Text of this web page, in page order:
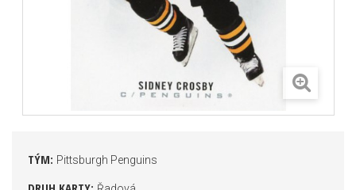
TÝM: Pittsburgh Penguins